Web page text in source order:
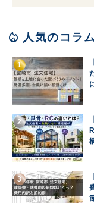
local_fire_department 人気のコラ